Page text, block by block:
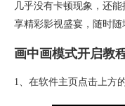
几乎没有卡顿现象，还
享精彩影视盛宴，随时随
画中画模式开启教
1、在软件主页点击上方